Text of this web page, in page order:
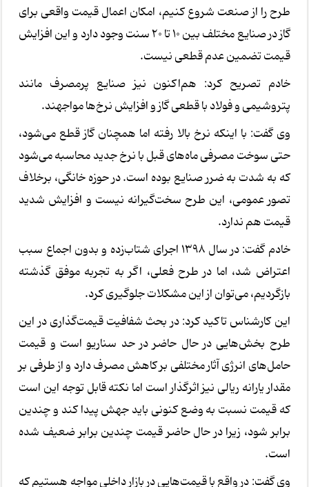
طرح را از صنعت شروع کنیم، امکان اعمال قیمت واقعی برای
گاز در صنایع مختلف بین ۱۰ تا ۲۰ سنت وجود دارد و این افزایش
قیمت تضمین عدم قطعی نیست.
خادم تصریح کرد: هم‌اکنون نیز صنایع پرمصرف مانند
پتروشیمی و فولاد با قطعی گاز و افزایش نرخ‌ها مواجهند.
وی گفت: با اینکه نرخ بالا رفته اما همچنان گاز قطع می‌شود،
حتی سوخت مصرفی ماه‌های قبل با نرخ جدید محاسبه می‌شود
که به شدت به ضرر صنایع بوده است. در حوزه خانگی، برخلاف
تصور عمومی، این طرح سخت‌گیرانه نیست و افزایش شدید
قیمت هم ندارد.
خادم گفت: در سال ۱۳۹۸ اجرای شتاب‌زده و بدون اجماع سبب
اعتراض شد، اما در طرح فعلی، اگر به تجربه موفق گذشته
بازگردیم، می‌توان از این مشکلات جلوگیری کرد.
این کارشناس تاکید کرد: در بحث شفافیت قیمت‌گذاری در این
طرح بخش‌هایی در حال حاضر در حد سناریو است و قیمت
حامل‌های انرژی آثار مختلفی بر کاهش مصرف دارد و از طرفی بر
مقدار یارانه ریالی نیز اثرگذار است اما نکته قابل توجه این است
که قیمت نسبت به وضع کنونی باید جهش پیدا کند و چندین
برابر شود، زیرا در حال حاضر قیمت چندین برابر ضعیف شده
است.
وی گفت: در واقع با قیمت‌هایی در بازار داخلی مواجه هستیم که